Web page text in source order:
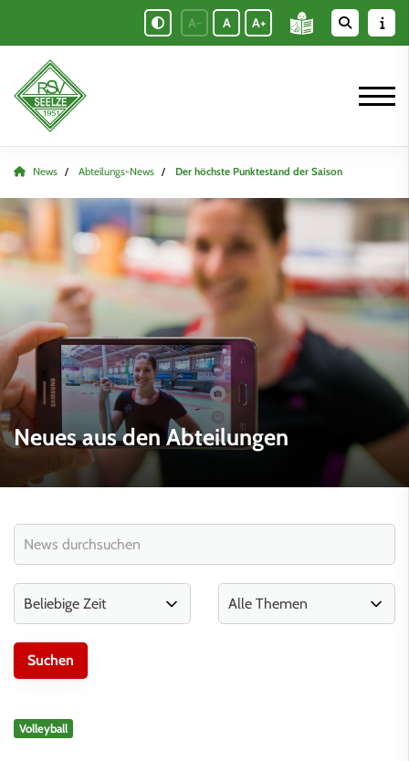
A- A A+
News Abteilungs-News Der höchste Punktestand der Saison
Neues aus den Abteilungen
Volleyball